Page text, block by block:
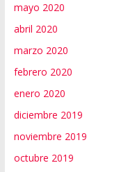
mayo 2020
abril 2020
marzo 2020
febrero 2020
enero 2020
diciembre 2019
noviembre 2019
octubre 2019